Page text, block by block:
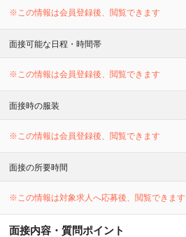
※この情報は会員登録後、閲覧できます
面接可能な日程・時間帯
※この情報は会員登録後、閲覧できます
面接時の服装
※この情報は会員登録後、閲覧できます
面接の所要時間
※この情報は対象求人へ応募後、閲覧できます
面接内容・質問ポイント